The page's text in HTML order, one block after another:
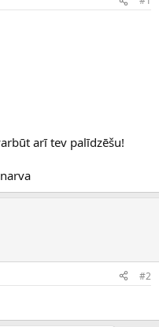
arī tev palīdzēšu!
#2